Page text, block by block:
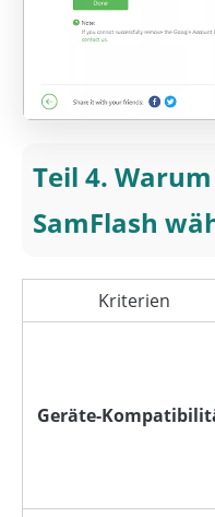
Teil 4.
SamFlash
Kriterien
Geräte-